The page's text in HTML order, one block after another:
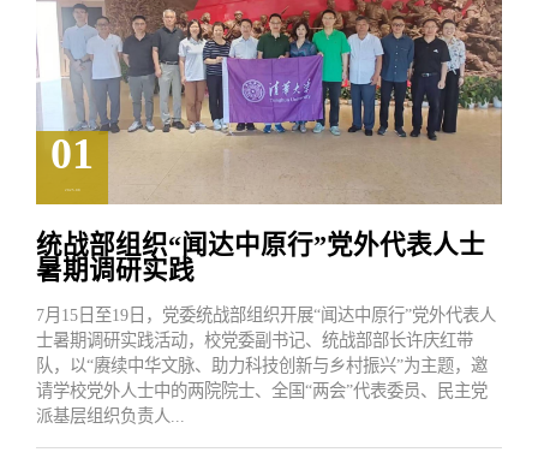
01
2025.08
统战部组织“闻达中原行”党外代表人士
暑期调研实践
7月15日至19日，党委统战部组织开展“闻达中原行”党外代表人
士暑期调研实践活动，校党委副书记、统战部部长许庆红带
队，以“赓续中华文脉、助力科技创新与乡村振兴”为主题，邀
请学校党外人士中的两院院士、全国“两会”代表委员、民主党
派基层组织负责人...